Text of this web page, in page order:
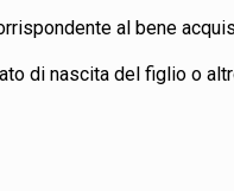
al bene
di nascita del figlio o